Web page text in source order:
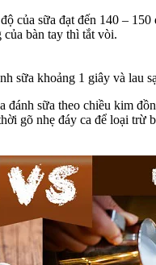
của sữa đạt đến 140 –
của bàn tay thì tắt vòi.
sữa khoảng 1 giây và lau
đánh sữa theo chiều kim
gõ nhẹ đáy ca để loại trừ